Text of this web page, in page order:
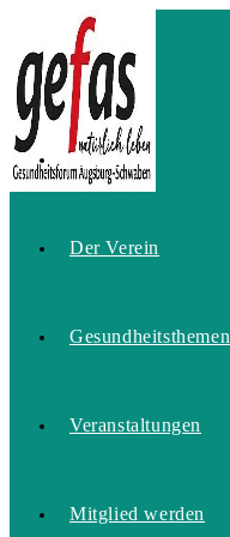
Inhalt
springen
Home
Der Verein
Gesundheitsthemen
Veranstaltungen
Mitglied werden